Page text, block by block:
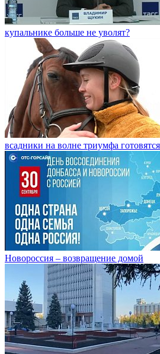
купальнике больше не уволят?
всадники на волне триумфа
Новороссия – возвращение домой